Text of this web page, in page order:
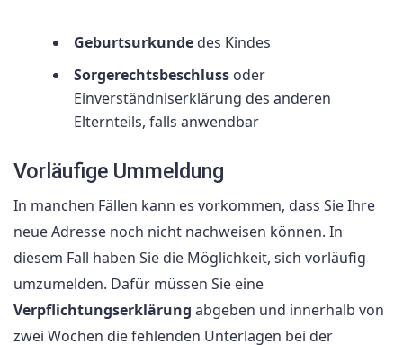
Geburtsurkunde des Kindes
Sorgerechtsbeschluss oder
Einverständniserklärung des anderen
Elternteils, falls anwendbar
Vorläufige Ummeldung
In manchen Fällen kann es vorkommen, dass Sie Ihre
neue Adresse noch nicht nachweisen können. In
diesem Fall haben Sie die Möglichkeit, sich vorläufig
umzumelden. Dafür müssen Sie eine
Verpflichtungserklärung abgeben und innerhalb von
zwei Wochen die fehlenden Unterlagen bei der